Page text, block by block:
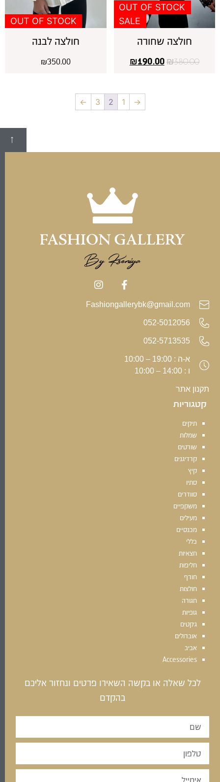
OUT OF STOCK
SALE
חולצה שחורה
₪380.00
₪190.00
OUT OF STOCK
חולצה לבנה
₪350.00
→
1
2
3
←
Fashiongallerybk@gmail.com
052-5012056
052-5713535
א-ה : 19:00 – 10:00
ו : 14:00 – 10:00
תקנון אתר
קטגוריות
תיקים
שמלות
שורטים
קרדיגנים
קיץ
סתיו
סוודרים
משקפיים
מעילים
מכנסיים
כללי
חצאיות
חליפות
חורף
חולצות
חגורה
גופיות
ג׳קטים
אוברולים
אביב
Accessories
לכל שאלה או בקשה השאירו פרטים ונחזור אליכם
בהקדם